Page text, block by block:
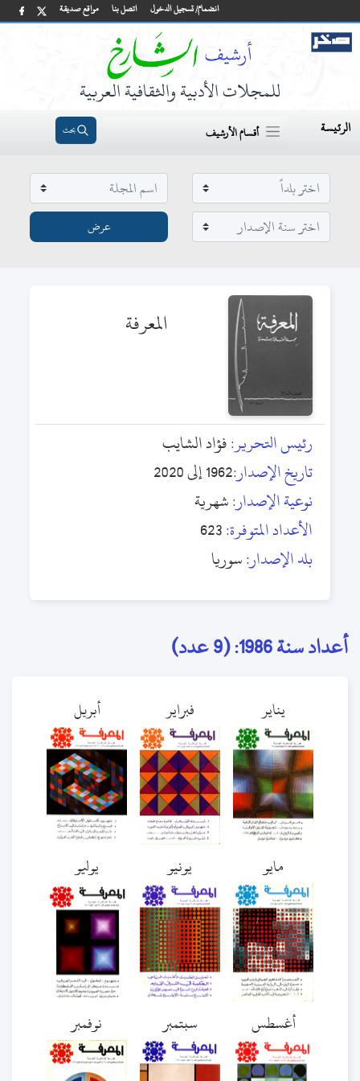
مواقع صديقة اتصل بنا انضمام/ تسجيل الدخول
للمجلات الأدبية والثقافية العربية
الرئيسة أقسام الأرشيف بحث
المعرفة
رئيس التحرير:فؤاد الشايب
تاريخ الإصدار:1962 إلى 2020
نوعية الإصدار:شهرية
الأعداد المتوفرة:623
بلد الإصدار:سوريا
أعداد سنة 1986: (9 عدد)
يناير فبراير أبريل
مايو يونيو يوليو
أغسطس سبتمبر نوفمبر